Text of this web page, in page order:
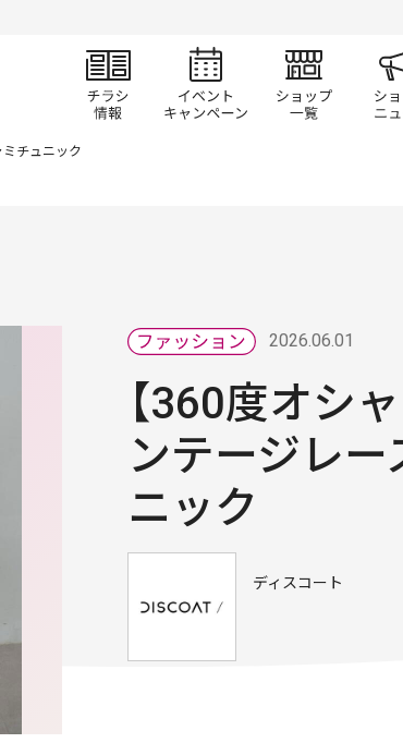
チラシ情報 イベント/キャンペ
ショ
ミチュニック
2026.06.01
【360度オシ
ンテージレー
ニック
ディスコート